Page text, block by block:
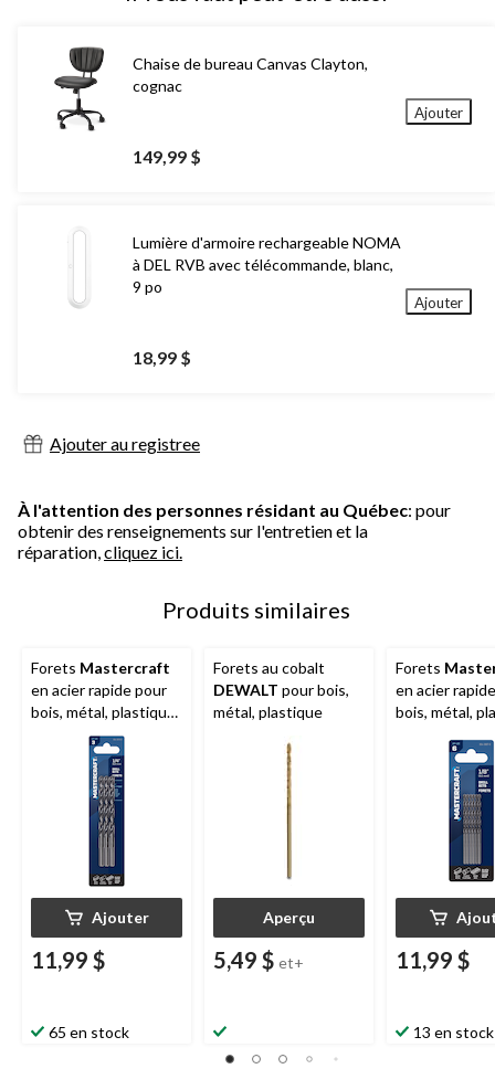
Chaise de bureau Canvas Clayton,
cognac
149,99 $
Ajouter
Lumière d'armoire rechargeable NOMA
à DEL RVB avec télécommande, blanc,
9 po
18,99 $
Ajouter
Ajouter au registree
À l'attention des personnes résidant au Québec: pour
obtenir des renseignements sur l'entretien et la
réparation,cliquez ici.
Produits similaires
Forets Mastercraft
en acier rapide pour
bois, métal, plastique,
1/4 po, paq. 3
Ajouter
11,99 $
65 en stock
Forets au cobalt
DEWALT pour bois,
métal, plastique
Aperçu
5,49 $ et+
Forets
en acier
bois, métal,
11,99 $
13 en stock